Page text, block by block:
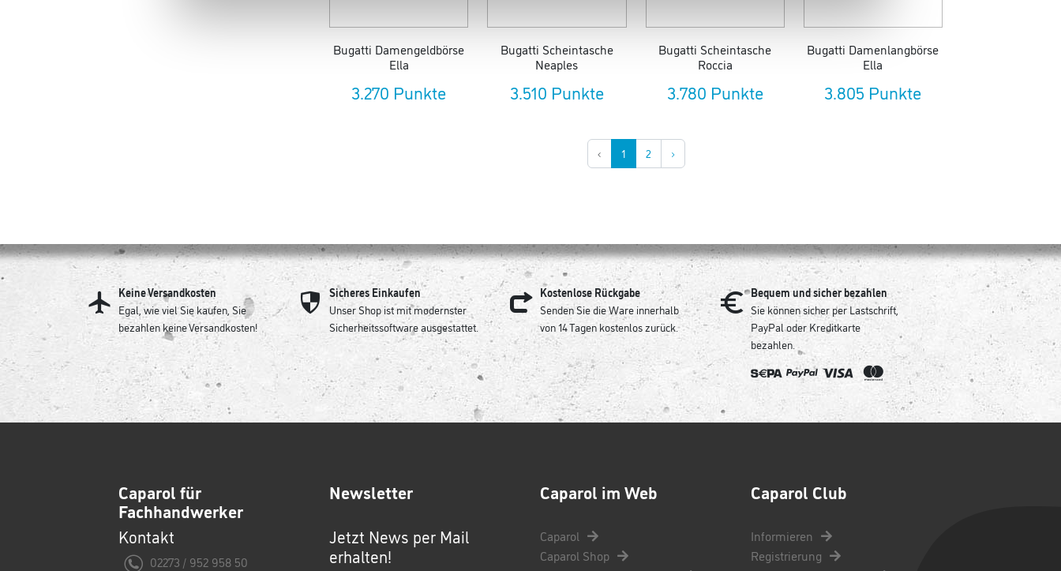
Bugatti Damengeldbörse
Ella
3.270 Punkte
Bugatti Scheintasche
Neaples
3.510 Punkte
Bugatti Scheintasche
Roccia
3.780 Punkte
Bugatti Damenlangbörse
Ella
3.805 Punkte
‹ 1 2 ›
Keine Versandkosten
Egal, wie viel Sie kaufen, Sie
bezahlen keine Versandkosten!
Sicheres Einkaufen
Unser Shop ist mit modernster
Sicherheitssoftware ausgestattet.
Kostenlose Rückgabe
Senden Sie die Ware innerhalb
von 14 Tagen kostenlos zurück.
Bequem und sicher bezahlen
Sie können sicher per Lastschrift,
PayPal oder Kreditkarte
bezahlen.
Caparol für
Fachhandwerker
Kontakt
02273 / 952 958 50
Newsletter
Jetzt News per Mail
erhalten!
Caparol im Web
Caparol
Caparol Shop
Caparol Club
Informieren
Registrierung